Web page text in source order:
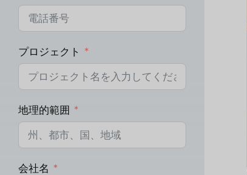
プロジェクト
地理的範囲
会社名